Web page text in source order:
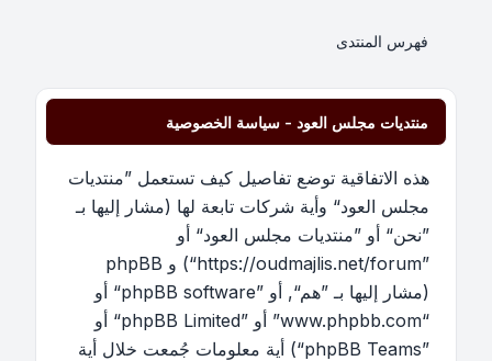
فهرس المنتدى
منتديات مجلس العود - سياسة الخصوصية
هذه الاتفاقية توضع تفاصيل كيف تستعمل ”منتديات
مجلس العود“ وأية شركات تابعة لها (مشار إليها بـ
”نحن“ أو ”منتديات مجلس العود“ أو
”https://oudmajlis.net/forum“) و phpBB
(مشار إليها بـ ”هم“, أو ”phpBB software“ أو
“www.phpbb.com” أو ”phpBB Limited“ أو
”phpBB Teams“) أية معلومات جُمعت خلال أية